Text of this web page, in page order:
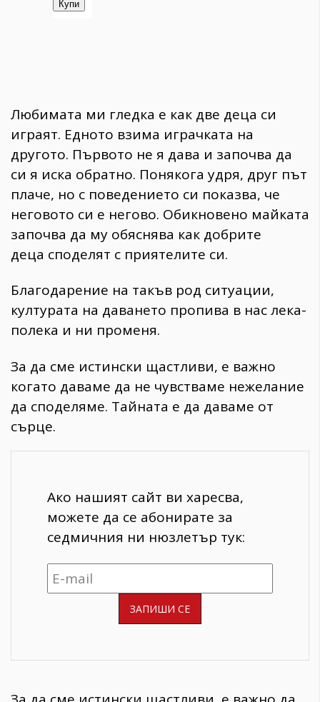
Любимата ми гледка е как две деца си
играят. Едното взима играчката на
другото. Първото не я дава и започва да
си я иска обратно. Понякога удря, друг път
плаче, но с поведението си показва, че
неговото си е негово. Обикновено майката
започва да му обяснява как добрите
деца споделят с приятелите си.
Благодарение на такъв род ситуации,
културата на даването пропива в нас лека-
полека и ни променя.
За да сме истински щастливи, е важно
когато даваме да не чувстваме нежелание
да споделяме. Тайната е да даваме от
сърце.
Ако нашият сайт ви харесва,
можете да се абонирате за
седмичния ни нюзлетър тук: